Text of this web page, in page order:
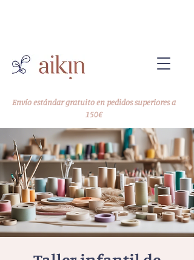
Envío estándar gratuito en pedidos superiores a
150€